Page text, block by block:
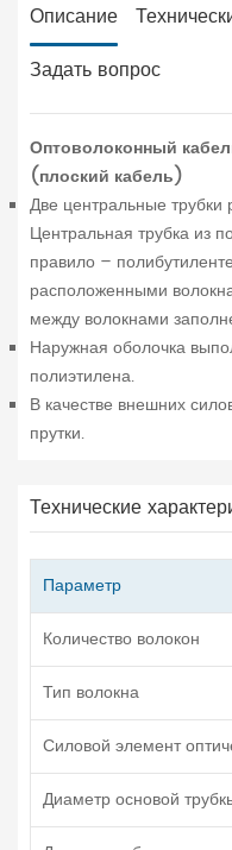
Описание
Задать вопрос
Оптоволоконный
(плоский кабель)
Две центральные
Центральная трубка из
правило –
расположенными
между волокнами
Наружная оболочка
полиэтилена.
В качестве внешних
прутки.
Технические
Параметр
Количество волокон
Тип волокна
Силовой элемент
Диаметр основой